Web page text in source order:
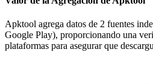
Apktool agrega datos de 2 fuentes
Google Play), proporcionando una
plataformas para asegurar que